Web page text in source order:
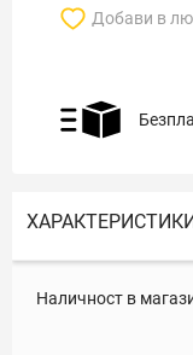
Добави в
Наличност в